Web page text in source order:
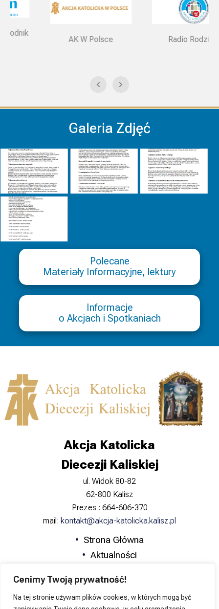
Cenimy Twoją prywatność!
Na tej stronie używam plików cookies, w których mogą być
AK W Polsce Radio Rodzina
Galeria Zdjęć
Polecane
Materiały Informacyjne, lektury
Informacje
o Akcjach i Spotkaniach
Akcja Katolicka
Diecezji Kaliskiej
ul. Widok 80-82
62-800 Kalisz
Prezes : 664-606-370
mail: kontakt@akcja-katolicka.kalisz.pl
Strona Główna
Aktualności
Formacja
Katolicka Nauka Społeczna